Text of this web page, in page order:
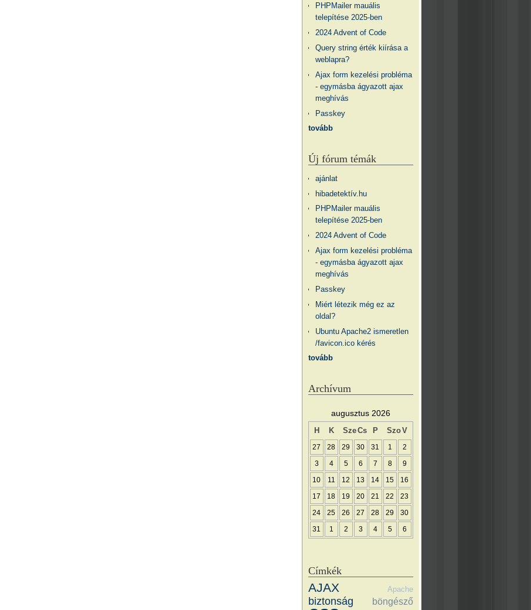
PHPMailer mauális
telepítése 2025-ben
2024 Advent of Code
Query string érték kiírása a
weblapra?
Ajax form kezelési probléma
- egymásba ágyazott ajax
meghívás
Passkey
tovább
Új fórum témák
ajánlat
hibadetektív.hu
PHPMailer mauális
telepítése 2025-ben
2024 Advent of Code
Ajax form kezelési probléma
- egymásba ágyazott ajax
meghívás
Passkey
Miért létezik még ez az
oldal?
Ubuntu Apache2 ismeretlen
/favicon.ico kérés
tovább
Archívum
augusztus 2026
H K SzeCs P SzoV
27 28 29 30 31 1 2
3 4 5 6 7 8 9
10 11 12 13 14 15 16
17 18 19 20 21 22 23
24 25 26 27 28 29 30
31 1 2 3 4 5 6
Címkék
AJAX Apache
biztonság böngésző